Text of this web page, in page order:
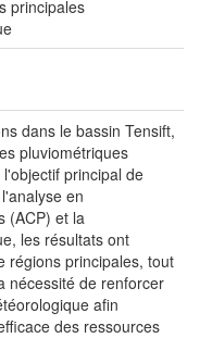
principales
dans le bassin Tensift,
pluviométriques
principal de
en
(ACP) et la
les résultats ont
régions principales, tout
nécessité de renforcer
afin
des ressources